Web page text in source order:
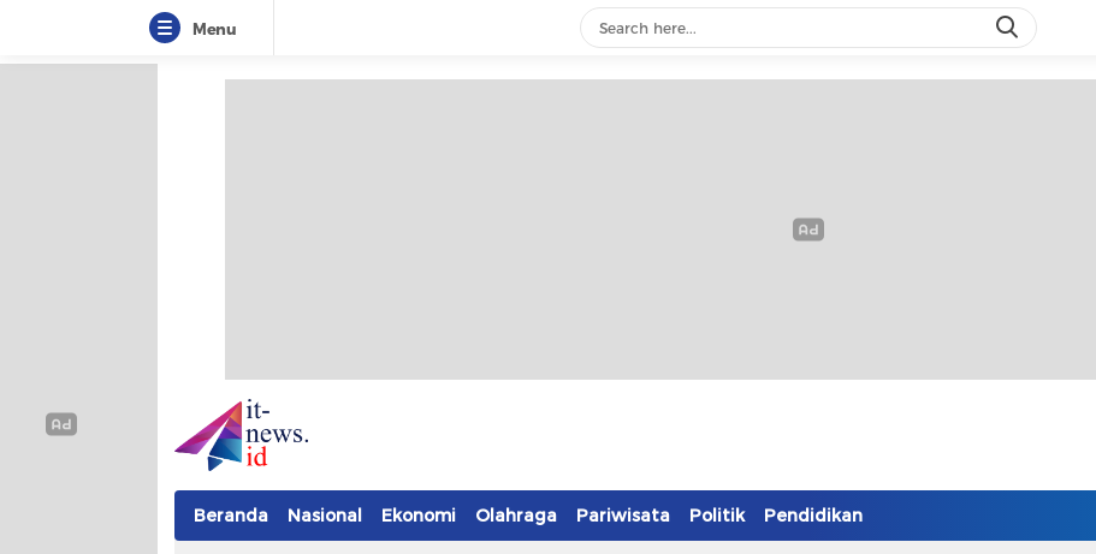
Menu
IT-NEWS
Update Cepat, Cerdas, dan Terpercaya
Beranda Nasional Ekonomi Olahraga Pariwisata Politik Pendidikan